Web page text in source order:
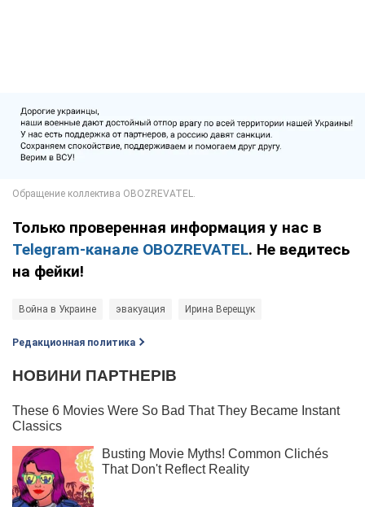
Только проверенная информация у нас в
Telegram-канале OBOZREVATEL. Не ведитесь
на фейки!
Война в Украине эвакуация Ирина Верещук
Редакционная политика